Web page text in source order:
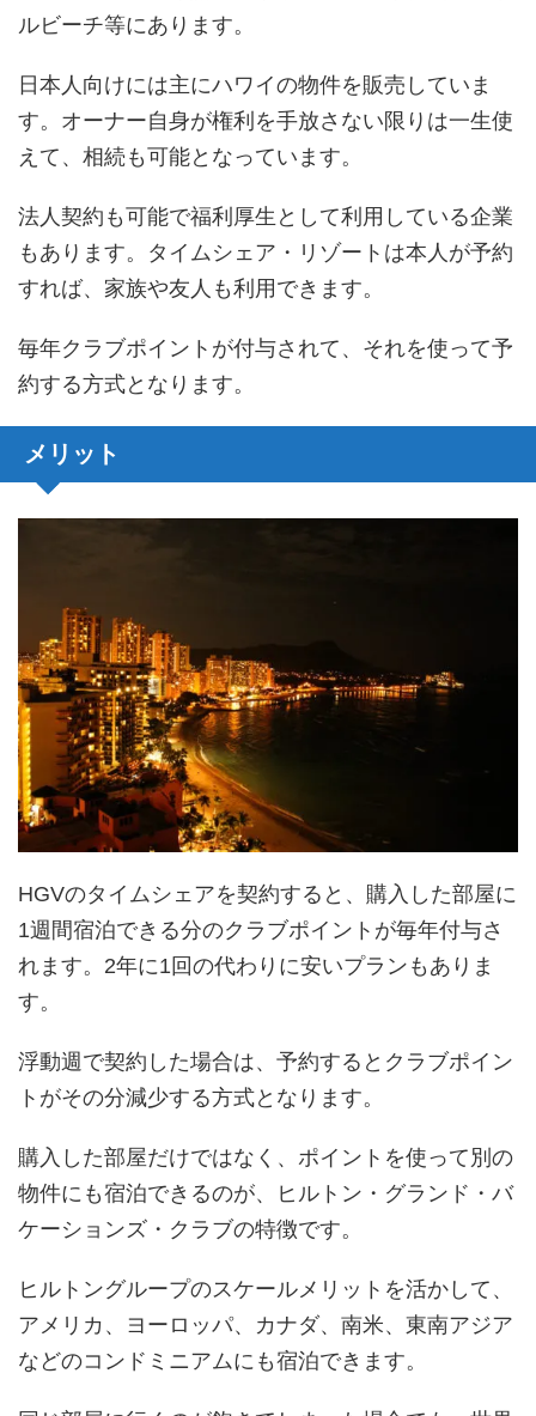
ルビーチ等にあります。
日本人向けには主にハワイの物件を販売していま
す。オーナー自身が権利を手放さない限りは一生使
えて、相続も可能となっています。
法人契約も可能で福利厚生として利用している企業
もあります。タイムシェア・リゾートは本人が予約
すれば、家族や友人も利用できます。
毎年クラブポイントが付与されて、それを使って予
約する方式となります。
メリット
HGVのタイムシェアを契約すると、購入した部屋に
1週間宿泊できる分のクラブポイントが毎年付与さ
れます。2年に1回の代わりに安いプランもありま
す。
浮動週で契約した場合は、予約するとクラブポイン
トがその分減少する方式となります。
購入した部屋だけではなく、ポイントを使って別の
物件にも宿泊できるのが、ヒルトン・グランド・バ
ケーションズ・クラブの特徴です。
ヒルトングループのスケールメリットを活かして、
アメリカ、ヨーロッパ、カナダ、南米、東南アジア
などのコンドミニアムにも宿泊できます。